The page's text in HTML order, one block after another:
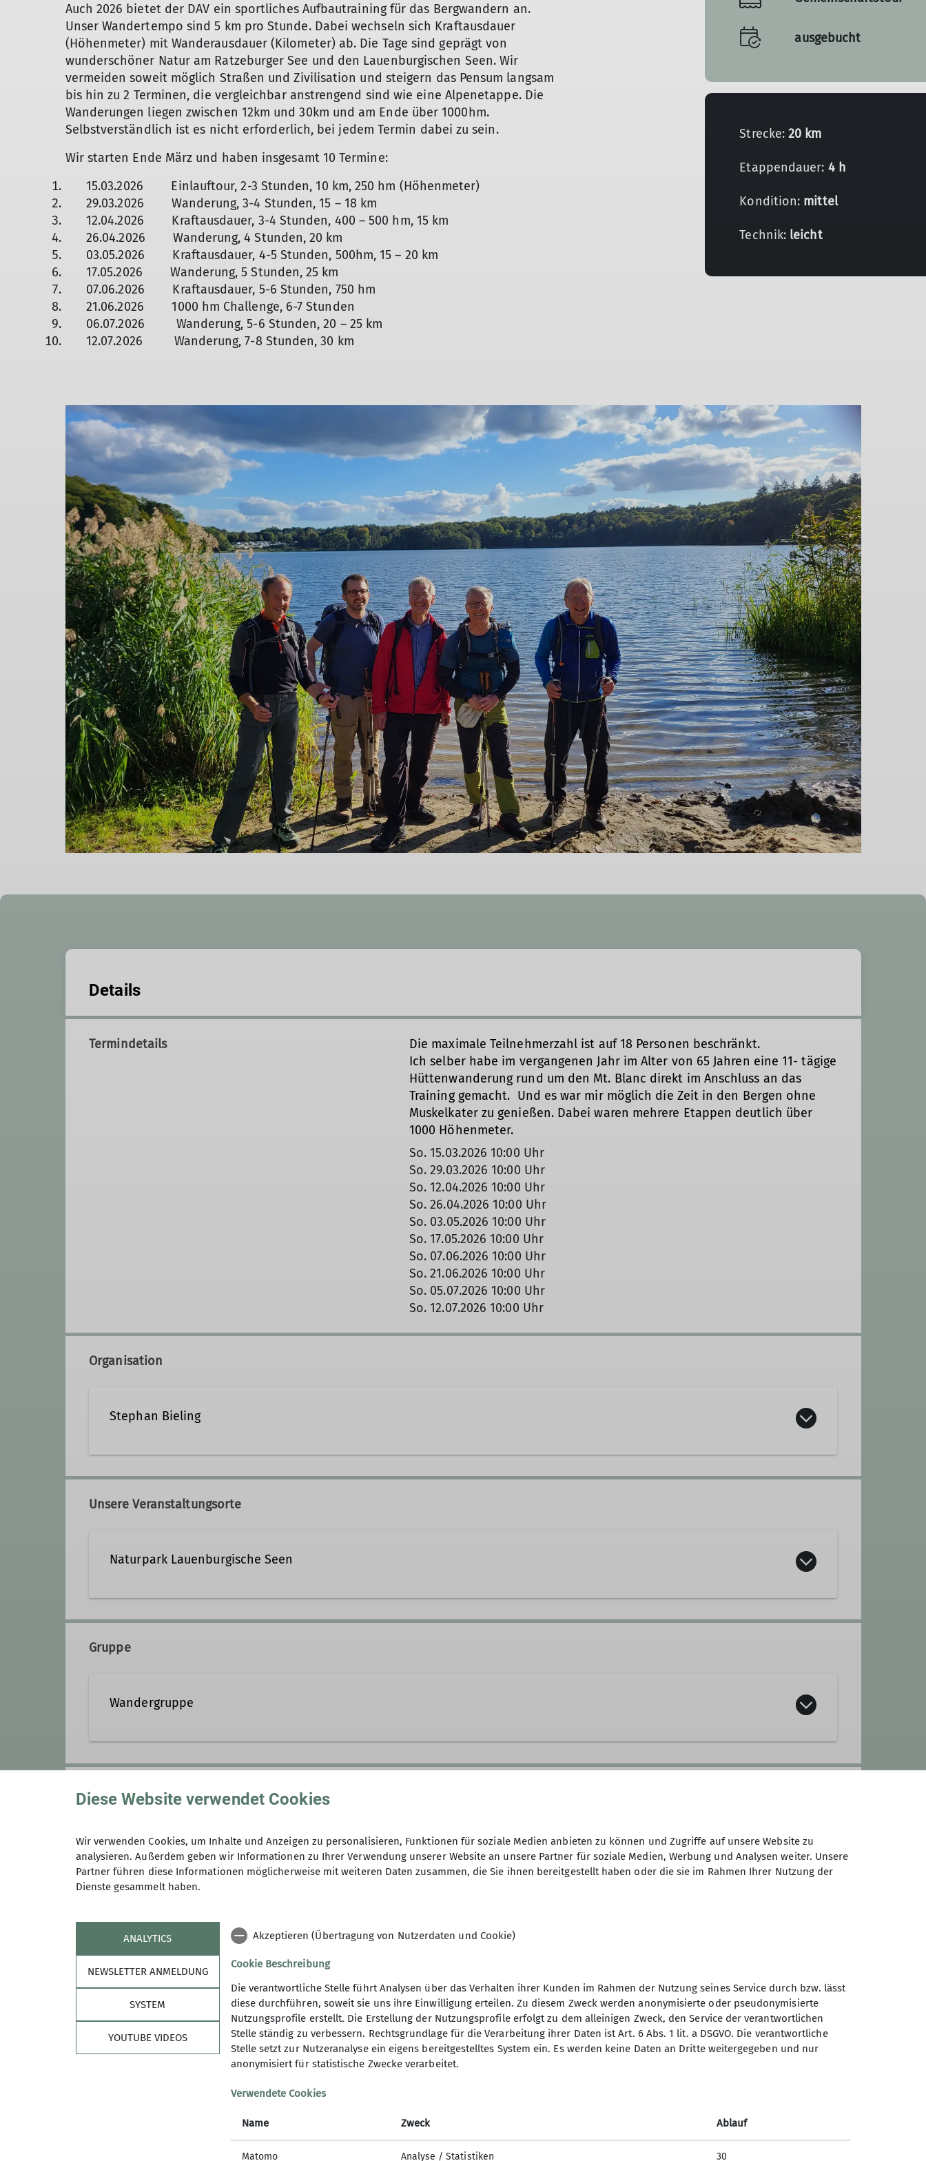
Auch 2026 bietet der DAV ein sportliches Aufbautraining für das Bergwandern an.
Unser Wandertempo sind 5 km pro Stunde. Dabei wechseln sich Kraftausdauer
(Höhenmeter) mit Wanderausdauer (Kilometer) ab. Die Tage sind geprägt von
wunderschöner Natur am Ratzeburger See und den Lauenburgischen Seen. Wir
vermeiden soweit möglich Straßen und Zivilisation und steigern das Pensum langsam
bis hin zu 2 Terminen, die vergleichbar anstrengend sind wie eine Alpenetappe. Die
Wanderungen liegen zwischen 12km und 30km und am Ende über 1000hm.
Selbstverständlich ist es nicht erforderlich, bei jedem Termin dabei zu sein.
Wir starten Ende März und haben insgesamt 10 Termine:
15.03.2026 Einlauftour, 2-3 Stunden, 10 km, 250 hm (Höhenmeter)
29.03.2026 Wanderung, 3-4 Stunden, 15 – 18 km
12.04.2026 Kraftausdauer, 3-4 Stunden, 400 – 500 hm, 15 km
26.04.2026 Wanderung, 4 Stunden, 20 km
03.05.2026 Kraftausdauer, 4-5 Stunden, 500hm, 15 – 20 km
17.05.2026 Wanderung, 5 Stunden, 25 km
07.06.2026 Kraftausdauer, 5-6 Stunden, 750 hm
21.06.2026 1000 hm Challenge, 6-7 Stunden
06.07.2026 Wanderung, 5-6 Stunden, 20 – 25 km
12.07.2026 Wanderung, 7-8 Stunden, 30 km
ausgebucht
Strecke:20 km
Etappendauer: 4 h
Kondition: mittel
Technik: leicht
Details
Termindetails
Die maximale Teilnehmerzahl ist auf 18 Personen beschränkt.
Ich selber habe im vergangenen Jahr im Alter von 65 Jahren eine 11- tägige
Hüttenwanderung rund um den Mt. Blanc direkt im Anschluss an das
Training gemacht. Und es war mir möglich die Zeit in den Bergen ohne
Muskelkater zu genießen. Dabei waren mehrere Etappen deutlich über
1000 Höhenmeter.
So. 15.03.2026 10:00 Uhr
So. 29.03.2026 10:00 Uhr
So. 12.04.2026 10:00 Uhr
So. 26.04.2026 10:00 Uhr
So. 03.05.2026 10:00 Uhr
So. 17.05.2026 10:00 Uhr
So. 07.06.2026 10:00 Uhr
So. 21.06.2026 10:00 Uhr
So. 05.07.2026 10:00 Uhr
So. 12.07.2026 10:00 Uhr
Organisation
Stephan Bieling
2. Vorsitzender Vorstand
Unsere Veranstaltungsorte
Naturpark Lauenburgische Seen
Gruppe
Wandergruppe
Anmeldung
auftauchen, ruft bitte bei mir an: 0176 4888 1798.
Maximale Teilnehmeranzahl
Vereinsheft
Deutscher Alpenverein
Telefon +4945173297
Diese Website verwendet Cookies
Wir verwenden Cookies, um Inhalte und Anzeigen zu personalisieren, Funktionen für soziale Medien anbieten zu können und Zugriffe auf unsere Website zu
analysieren. Außerdem geben wir Informationen zu Ihrer Verwendung unserer Website an unsere Partner für soziale Medien, Werbung und Analysen weiter. Unsere
Partner führen diese Informationen möglicherweise mit weiteren Daten zusammen, die Sie ihnen bereitgestellt haben oder die sie im Rahmen Ihrer Nutzung der
Dienste gesammelt haben.
ANALYTICS
NEWSLETTER ANMELDUNG
SYSTEM
YOUTUBE VIDEOS
Akzeptieren (Übertragung von Nutzerdaten und Cookie)
Cookie Beschreibung
Die verantwortliche Stelle führt Analysen über das Verhalten ihrer Kunden im Rahmen der Nutzung seines Service durch bzw. lässt
diese durchführen, soweit sie uns ihre Einwilligung erteilen. Zu diesem Zweck werden anonymisierte oder pseudonymisierte
Nutzungsprofile erstellt. Die Erstellung der Nutzungsprofile erfolgt zu dem alleinigen Zweck, den Service der verantwortlichen
Stelle ständig zu verbessern. Rechtsgrundlage für die Verarbeitung ihrer Daten ist Art. 6 Abs. 1 lit. a DSGVO. Die verantwortliche
Stelle setzt zur Nutzeranalyse ein eigens bereitgestelltes System ein. Es werden keine Daten an Dritte weitergegeben und nur
anonymisiert für statistische Zwecke verarbeitet.
Verwendete Cookies
Name Zweck Ablauf
Matomo Analyse / Statistiken 30